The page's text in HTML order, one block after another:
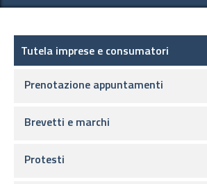
Tutela imprese e consumatori
Tutela imprese e consumatori
Prenotazione appuntamenti
Brevetti e marchi
Protesti